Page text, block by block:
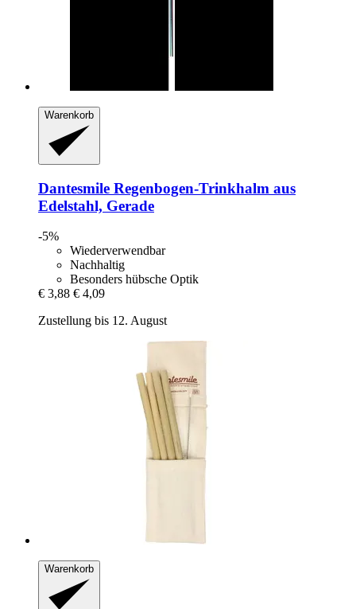
Warenkorb
Dantesmile Regenbogen-​Trinkhalm aus
Edelstahl, Gerade
-5%
Wiederverwendbar
Nachhaltig
Besonders hübsche Optik
€ 3,88 € 4,09
Zustellung bis 12. August
Warenkorb